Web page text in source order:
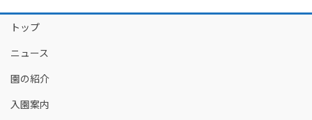
トップ
ニュース
園の紹介
入園案内